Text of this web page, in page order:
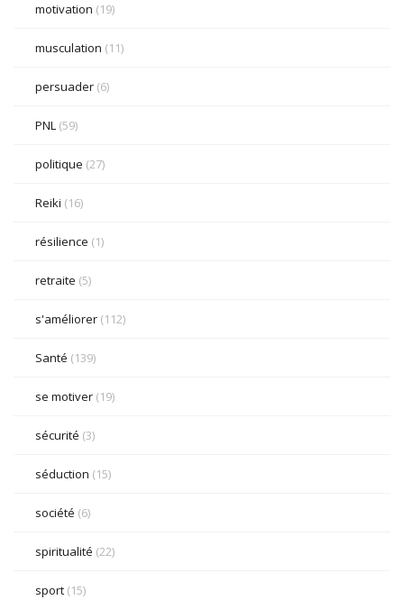
motivation (19)
musculation (11)
persuader (6)
PNL (59)
politique (27)
Reiki (16)
résilience (1)
retraite (5)
s'améliorer (112)
Santé (139)
se motiver (19)
sécurité (3)
séduction (15)
société (6)
spiritualité (22)
sport (15)